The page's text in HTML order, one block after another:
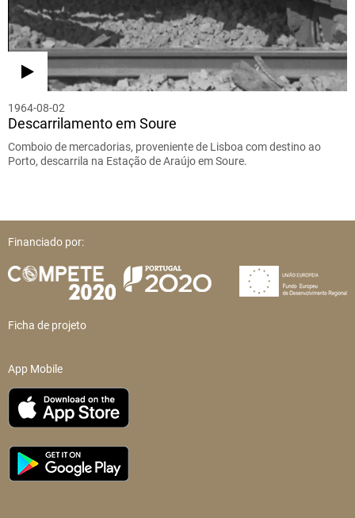
1964-08-02
Descarrilamento em Soure
Comboio de mercadorias, proveniente de Lisboa com destino ao
Porto, descarrila na Estação de Araújo em Soure.
Financiado por:
Ficha de projeto
App Mobile